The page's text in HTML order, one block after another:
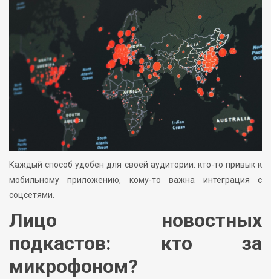
Каждый способ удобен для своей аудитории: кто-то привык к
мобильному приложению, кому-то важна интеграция с
соцсетями.
Лицо новостных
подкастов: кто за
микрофоном?